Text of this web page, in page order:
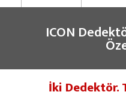
ICON
İki Dedektör.